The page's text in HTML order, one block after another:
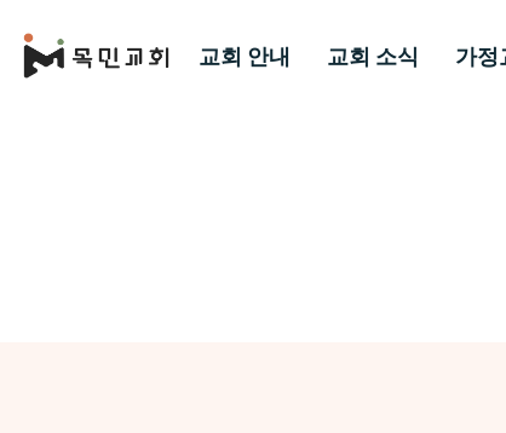
교회 안내 교회 소식 가정